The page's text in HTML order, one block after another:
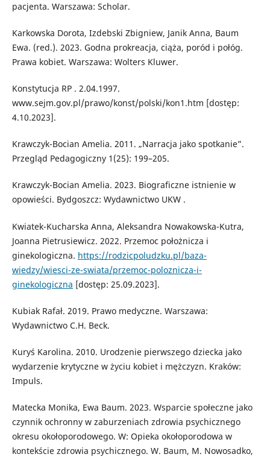
pacjenta. Warszawa: Scholar.
Karkowska Dorota, Izdebski Zbigniew, Janik Anna, Baum
Ewa. (red.). 2023. Godna prokreacja, ciąża, poród i połóg.
Prawa kobiet. Warszawa: Wolters Kluwer.
Konstytucja RP . 2.04.1997.
www.sejm.gov.pl/prawo/konst/polski/kon1.htm [dostęp:
4.10.2023].
Krawczyk-Bocian Amelia. 2011. „Narracja jako spotkanie”.
Przegląd Pedagogiczny 1(25): 199–205.
Krawczyk-Bocian Amelia. 2023. Biograficzne istnienie w
opowieści. Bydgoszcz: Wydawnictwo UKW .
Kwiatek-Kucharska Anna, Aleksandra Nowakowska-Kutra,
Joanna Pietrusiewicz. 2022. Przemoc położnicza i
ginekologiczna. https://rodzicpoludzku.pl/baza-
wiedzy/wiesci-ze-swiata/przemoc-poloznicza-i-
ginekologiczna [dostęp: 25.09.2023].
Kubiak Rafał. 2019. Prawo medyczne. Warszawa:
Wydawnictwo C.H. Beck.
Kuryś Karolina. 2010. Urodzenie pierwszego dziecka jako
wydarzenie krytyczne w życiu kobiet i mężczyzn. Kraków:
Impuls.
Matecka Monika, Ewa Baum. 2023. Wsparcie społeczne jako
czynnik ochronny w zaburzeniach zdrowia psychicznego
okresu okołoporodowego. W: Opieka okołoporodowa w
kontekście zdrowia psychicznego. W. Baum, M. Nowosadko,